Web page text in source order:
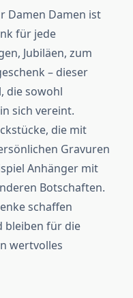
Damen Damen ist
für jede
Jubiläen, zum
– dieser
die sowohl
sich vereint.
die mit
Gravuren
Anhänger mit
Botschaften.
schaffen
bleiben für die
wertvolles